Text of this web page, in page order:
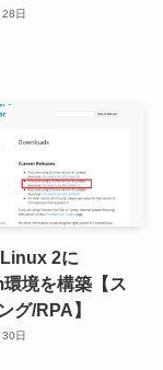
日
2に
境を構築【ス
グ/RPA】
日